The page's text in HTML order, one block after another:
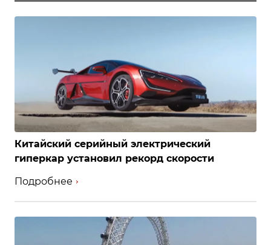
Китайский серийный электрический
гиперкар установил рекорд скорости
Подробнее